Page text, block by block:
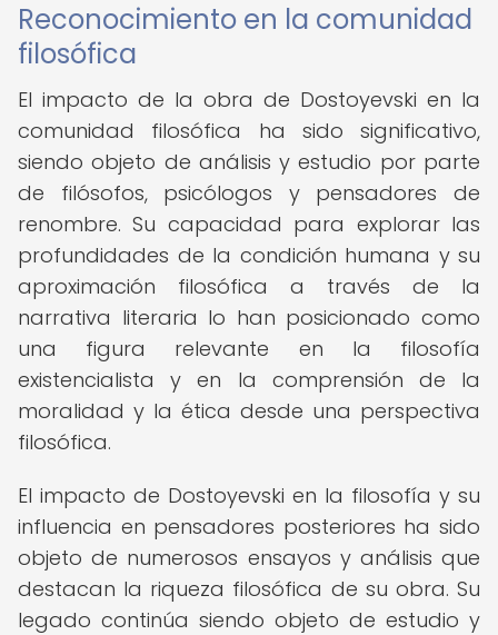
Reconocimiento en la comunidad
filosófica
El impacto de la obra de Dostoyevski en la
comunidad filosófica ha sido significativo,
siendo objeto de análisis y estudio por parte
de filósofos, psicólogos y pensadores de
renombre. Su capacidad para explorar las
profundidades de la condición humana y su
aproximación filosófica a través de la
narrativa literaria lo han posicionado como
una figura relevante en la filosofía
existencialista y en la comprensión de la
moralidad y la ética desde una perspectiva
filosófica.
El impacto de Dostoyevski en la filosofía y su
influencia en pensadores posteriores ha sido
objeto de numerosos ensayos y análisis que
destacan la riqueza filosófica de su obra. Su
legado continúa siendo objeto de estudio y